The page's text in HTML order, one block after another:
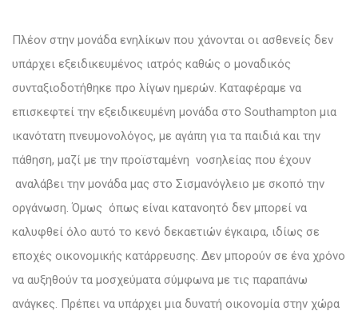
Πλέον στην μονάδα ενηλίκων που χάνονται οι ασθενείς δεν
υπάρχει εξειδικευμένος ιατρός καθώς ο μοναδικός
συνταξιοδοτήθηκε προ λίγων ημερών. Καταφέραμε να
επισκεφτεί την εξειδικευμένη μονάδα στο Southampton μια
ικανότατη πνευμονολόγος, με αγάπη για τα παιδιά και την
πάθηση, μαζί με την προϊσταμένη νοσηλείας που έχουν
αναλάβει την μονάδα μας στο Σισμανόγλειο με σκοπό την
οργάνωση. Όμως όπως είναι κατανοητό δεν μπορεί να
καλυφθεί όλο αυτό το κενό δεκαετιών έγκαιρα, ιδίως σε
εποχές οικονομικής κατάρρευσης. Δεν μπορούν σε ένα χρόνο
να αυξηθούν τα μοσχεύματα σύμφωνα με τις παραπάνω
ανάγκες. Πρέπει να υπάρχει μια δυνατή οικονομία στην χώρα